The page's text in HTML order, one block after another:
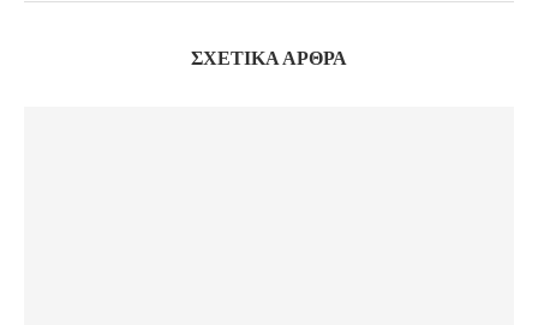
ΣΧΕΤΙΚΆ ΆΡΘΡΑ